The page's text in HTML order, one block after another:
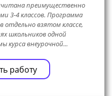
преимущественно
3-4 классов. Программа
взятом классе,
школьников одной
курса внеурочной...
работу